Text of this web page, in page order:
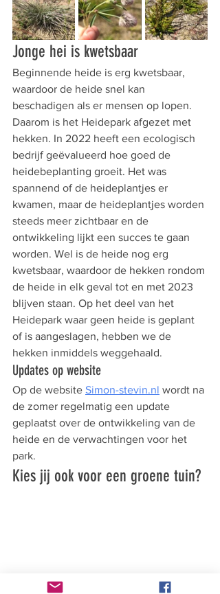
Jonge hei is kwetsbaar
Beginnende heide is erg kwetsbaar,
waardoor de heide snel kan
beschadigen als er mensen op lopen.
Daarom is het Heidepark afgezet met
hekken. In 2022 heeft een ecologisch
bedrijf geëvalueerd hoe goed de
heidebeplanting groeit. Het was
spannend of de heideplantjes er
kwamen, maar de heideplantjes worden
steeds meer zichtbaar en de
ontwikkeling lijkt een succes te gaan
worden. Wel is de heide nog erg
kwetsbaar, waardoor de hekken rondom
de heide in elk geval tot en met 2023
blijven staan. Op het deel van het
Heidepark waar geen heide is geplant
of is aangeslagen, hebben we de
hekken inmiddels weggehaald.
Updates op website
Op de website Simon-stevin.nl wordt na
de zomer regelmatig een update
geplaatst over de ontwikkeling van de
heide en de verwachtingen voor het
park.
Kies jij ook voor een groene tuin?